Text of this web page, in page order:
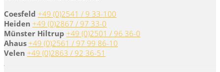
Coesfeld +49 (0)2541 / 9 33-100
Heiden +49 (0)2867 / 97 33-0
Münster Hiltrup +49 (0)2501 / 96 36-0
Ahaus +49 (0)2561 / 97 99 86-10
Velen +49 (0)2863 / 92 36-51